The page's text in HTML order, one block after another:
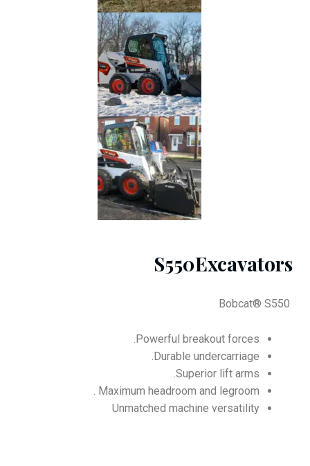
S550Excavators
Powerful breakout forces.
Durable undercarriage.
Superior lift arms.
Maximum headroom and legroom .
Unmatched machine versatility